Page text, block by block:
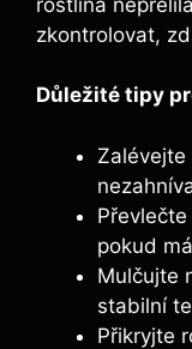
zkontrolovat,
Důležité tipy
pokud⁢
Mulčujte
⁢stabilní
Přikryjte